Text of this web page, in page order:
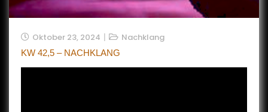
Oktober 23, 2024 Nachklang
KW 42,5 – NACHKLANG